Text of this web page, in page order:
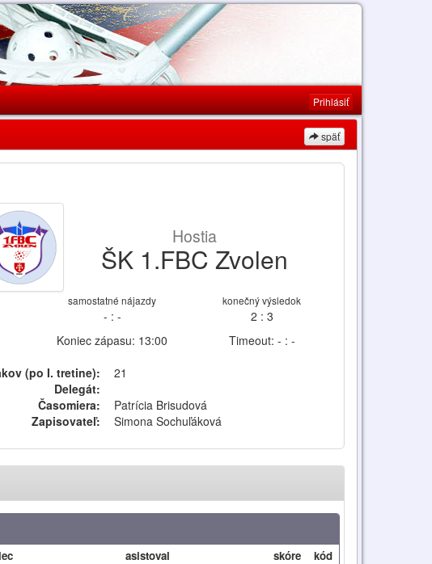
Prihlásiť
späť
Hostia
ŠK 1.FBC Zvolen
samostatné nájazdy
- : -
konečný výsledok
2 : 3
Koniec zápasu: 13:00
Timeout: - : -
(po I. tretine):
21
Delegát:
Časomiera:
Patrícia Brisudová
Zapisovateľ: Simona Sochuľáková
asistoval skóre
kód